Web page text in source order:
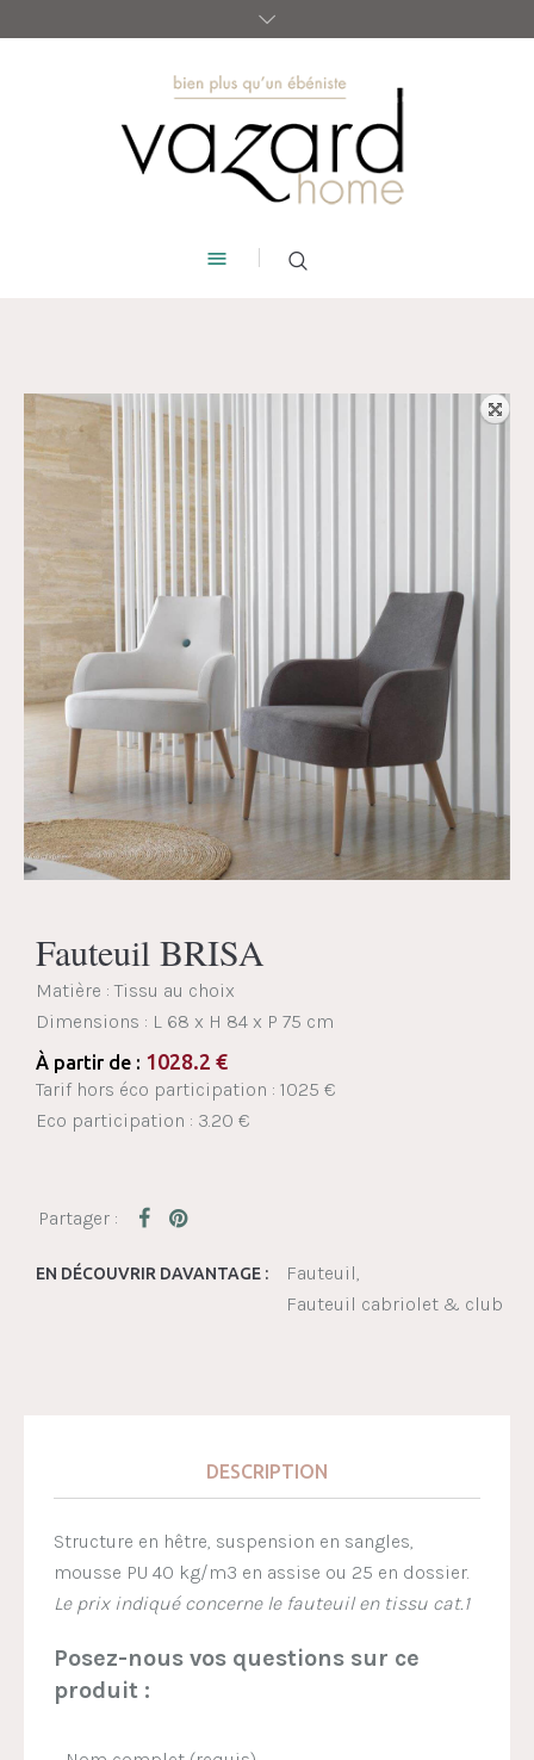
Fauteuil BRISA
Matière : Tissu au choix
Dimensions : L 68 x H 84 x P 75 cm
À partir de : 1028.2 €
Tarif hors éco participation : 1025 €
Eco participation : 3.20 €
EN DÉCOUVRIR DAVANTAGE :
Fauteuil
Fauteuil cabriolet & club
DESCRIPTION
Structure en hêtre, suspension en sangles,
mousse PU 40 kg/m3 en assise ou 25 en dossier.
Le prix indiqué concerne le fauteuil en tissu cat.1
Posez-nous vos questions sur ce
produit :